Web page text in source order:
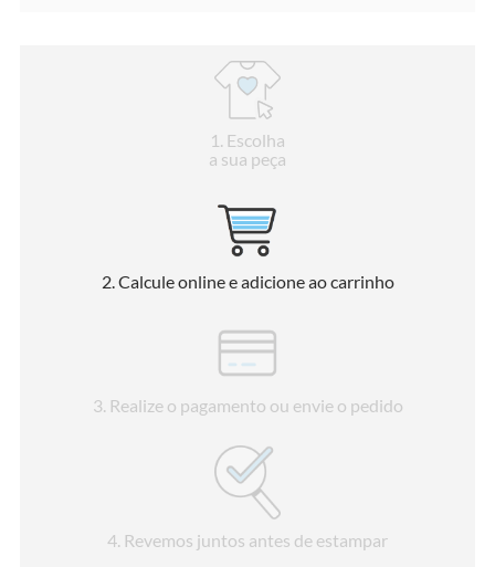
1 . Escolha
a sua peça
2. Calcule online e adicione ao carrinho
3. Realize o pagamento ou envie o pedido
4. Revemos juntos antes de estampar